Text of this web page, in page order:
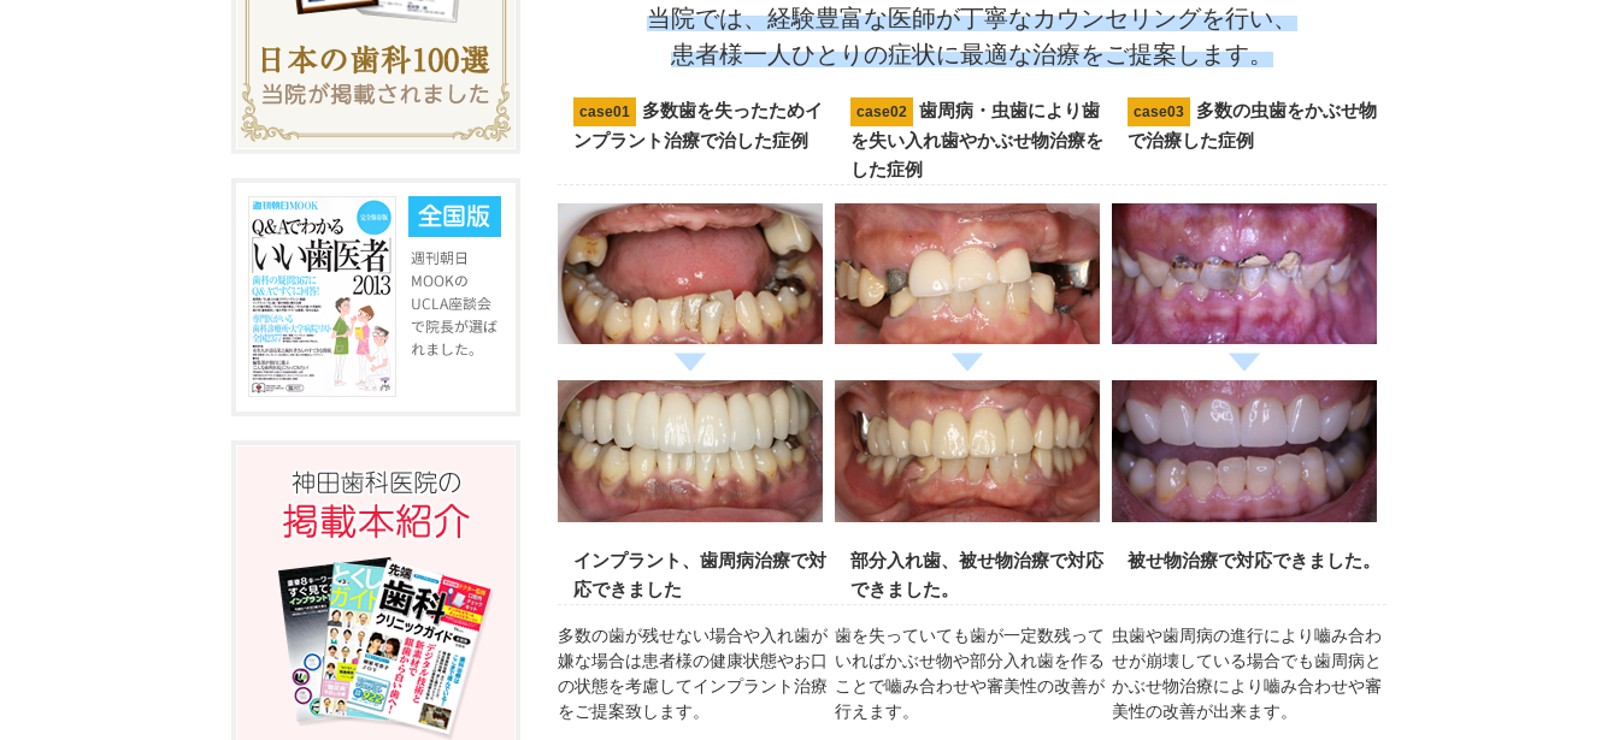
当院では、経験豊富な医師が丁寧なカウンセリングを行い、
患者様一人ひとりの症状に最適な治療をご提案します。
case01
多数歯を失ったためイ
ンプラント治療で治した症例
インプラント、歯周病治療で対
応できました
多数の歯が残せない場合や入れ歯が
嫌な場合は患者様の健康状態やお口
の状態を考慮してインプラント治療
をご提案致します。
case02
歯周病・虫歯により歯
を失い入れ歯やかぶせ物治療を
した症例
部分入れ歯、被せ物治療で対応
できました。
歯を失っていても歯が一定数残って
いればかぶせ物や部分入れ歯を作る
ことで嚙み合わせや審美性の改善が
行えます。
case03
多数の虫歯をかぶせ物
で治療した症例
被せ物治療で対応できました。
虫歯や歯周病の進行により嚙み合わ
せが崩壊している場合でも歯周病と
かぶせ物治療により嚙み合わせや審
美性の改善が出来ます。